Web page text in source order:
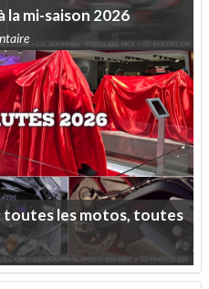
lami-saison 2026
touteslesmotos,toutes